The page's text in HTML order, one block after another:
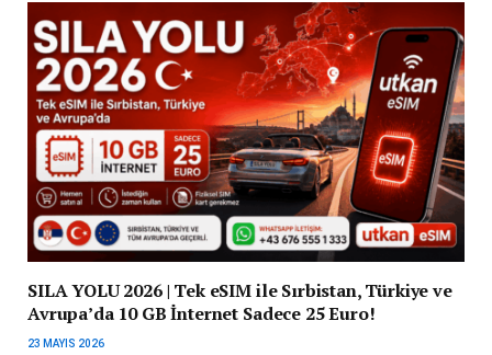
SILA YOLU 2026 | Tek eSIM ile Sırbistan, Türkiye ve
Avrupa’da 10 GB İnternet Sadece 25 Euro!
23 MAYIS 2026